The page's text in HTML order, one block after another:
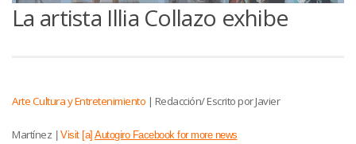
La artista Illia Collazo exhibe
Arte Cultura y Entretenimiento | Redacción/ Escrito por Javier
Martínez Visit [a] Autogiro Facebook for more news